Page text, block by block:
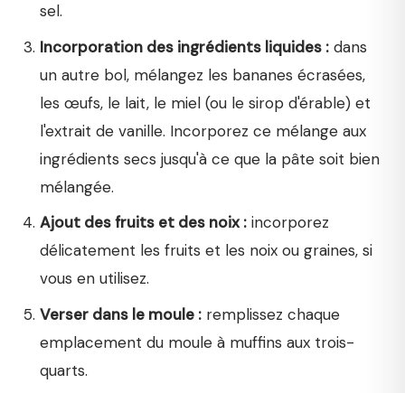
sel.
Incorporation des ingrédients liquides :dans
un autre bol, mélangez les bananes écrasées,
les œufs, le lait, le miel (ou le sirop d'érable) et
l'extrait de vanille. Incorporez ce mélange aux
ingrédients secs jusqu'à ce que la pâte soit bien
mélangée.
Ajout des fruits et des noix :incorporez
délicatement les fruits et les noix ou graines, si
vous en utilisez.
Verser dans le moule :remplissez chaque
emplacement du moule à muffins aux trois-
quarts.